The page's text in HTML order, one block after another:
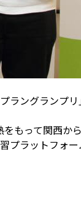
ングランプリ
をもって関西
プラットフォ